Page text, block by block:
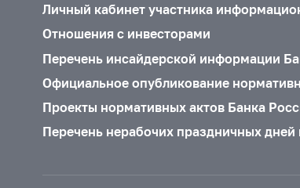
Личный кабинет участника
Отношения с инвесторами
Перечень инсайдерской информации
Официальное опубликование
Проекты нормативных актов Банка
Перечень нерабочих праздничных